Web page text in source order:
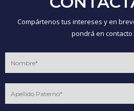
Compártenos tus intereses y en
pondrá en contacto